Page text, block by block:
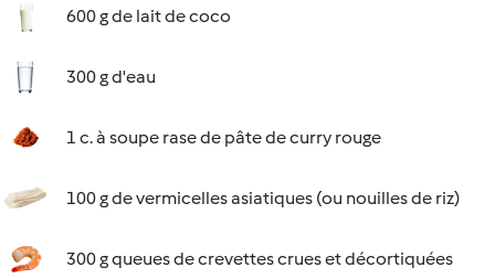
600 g de lait de coco
300 g d'eau
1 c. à soupe rase de pâte de curry rouge
100 g de vermicelles asiatiques (ou nouilles de riz)
300 g queues de crevettes crues et décortiquées